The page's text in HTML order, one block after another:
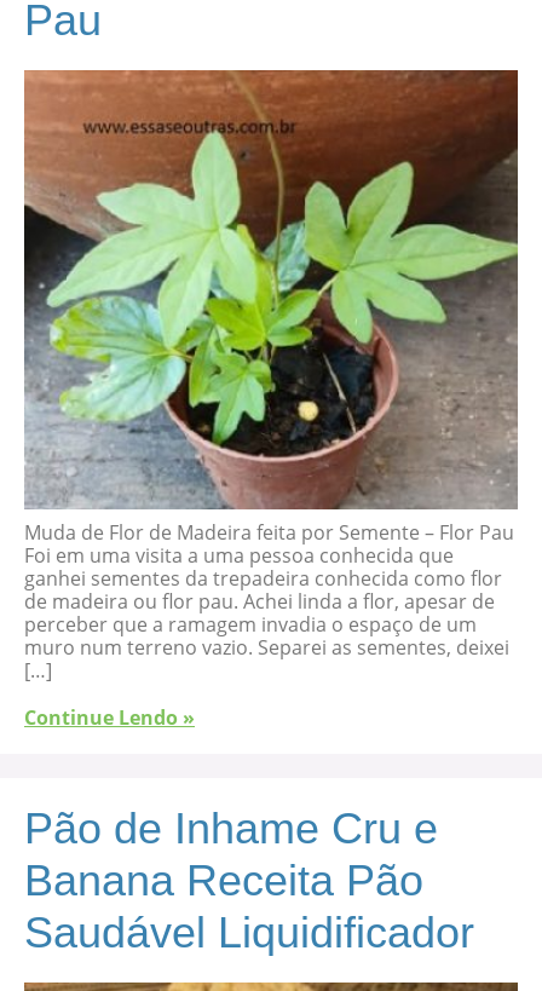
Pau
Muda de Flor de Madeira feita por Semente – Flor Pau
Foi em uma visita a uma pessoa conhecida que
ganhei sementes da trepadeira conhecida como flor
de madeira ou flor pau. Achei linda a flor, apesar de
perceber que a ramagem invadia o espaço de um
muro num terreno vazio. Separei as sementes, deixei
[…]
Continue Lendo »
Pão de Inhame Cru e
Banana Receita Pão
Saudável Liquidificador